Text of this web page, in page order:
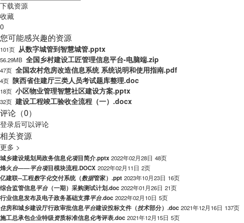
下载资源
收藏
0
您可能感兴趣的资源
101页 从数字城管到智慧城管.pptx
56.29MB 全国乡村建设工匠管理信息平台-电脑端.zip
47页 全国农村危房改造信息系统 系统说明和使用指南.pdf
4页 陕西省住建厅三类人员考试题库整理.doc
18页 小区物业管理智慧社区建设方案.pptx
32页 建设工程竣工验收全流程（一）.docx
评论（0）
登录后可以评论
相关资源
更多 >
城乡建设规划局政务信息化项目简介.pptx 2022年02月28日 48页
烽火台——平台项目模块流程.DOCX 2022年02月11日 2页
亿建联--工程数字化交付系统（数据管家）.ppt 2023年10月23日 16页
综合监管信息平台 （一期）采购测试计划.doc 2022年01月26日 21页
行业信息发布及电子政务基础支撑平台.doc 2022年02月10日 5页
住房和城乡建设厅行政审批信息平台建设投标文件（技术部分）.doc 2021年12月16日 137页
施工总承包企业特级资质标准信息化考评表.doc 2021年12月15日 5页